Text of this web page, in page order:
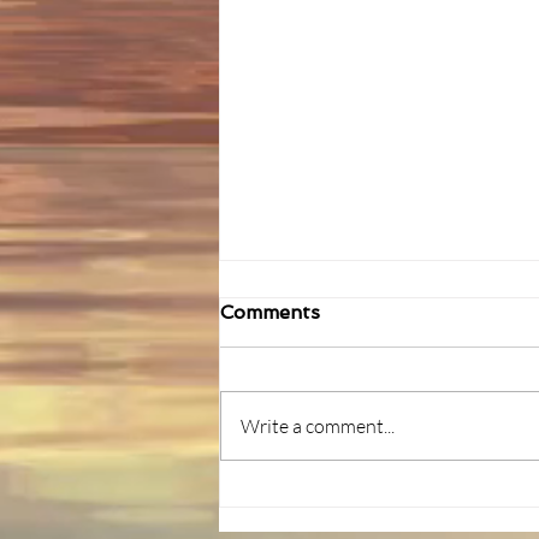
日】
Comments
Write a comment...